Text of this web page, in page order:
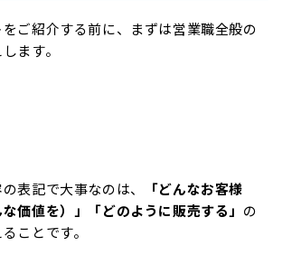
ご紹介する前に、まずは営業職全般の
ます。
表記で大事なのは、
「どんなお客様
価値を）」「どのように販売する」 の
ことです。